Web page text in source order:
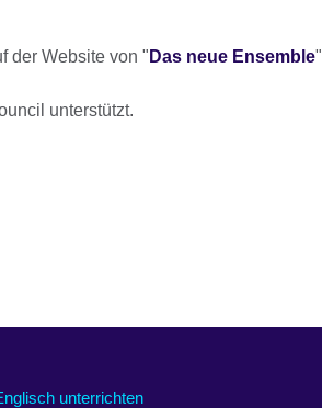
der Website von " Das neue Ensemble
unterstützt.
unterrichten